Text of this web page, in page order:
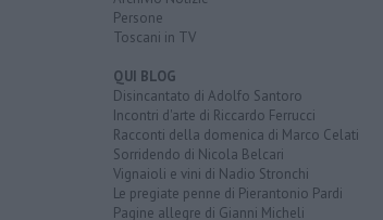
Persone
Toscani in TV
QUI BLOG
Disincantato di Adolfo Santoro
Incontri d'arte di Riccardo Ferrucci
Racconti della domenica di Marco Celati
Sorridendo di Nicola Belcari
Vignaioli e vini di Nadio Stronchi
Le pregiate penne di Pierantonio Pardi
Pagine allegre di Gianni Micheli